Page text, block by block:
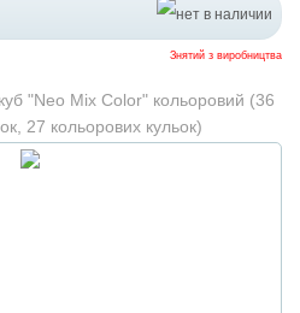
Знятий з виробництва
"Neo Mix Color" кольоровий (36
27 кольорових кульок)